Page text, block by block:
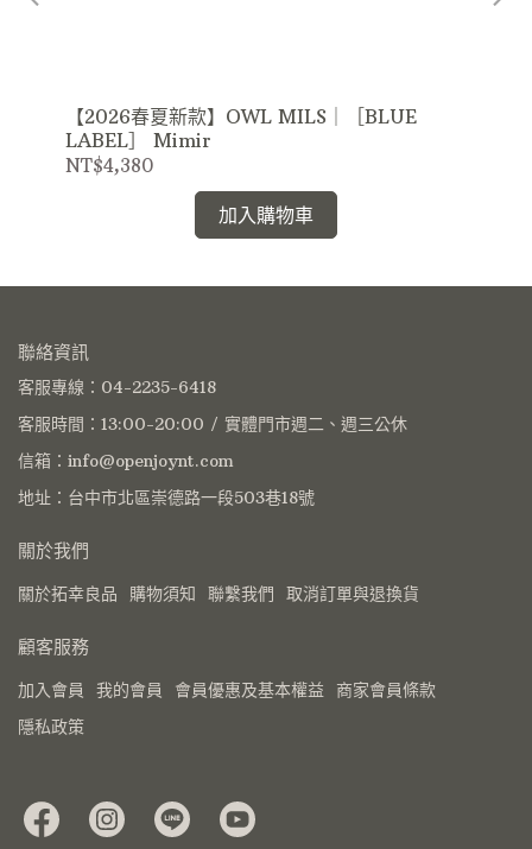
【2026春夏新款】OWL MILS｜［BLUE
LABEL］ Mimir
NT$4,380
加入購物車
聯絡資訊
客服專線：04-2235-6418
客服時間：13:00-20:00 / 實體門市週二、週三公休
信箱：info@openjoynt.com
地址：台中市北區崇德路一段503巷18號
關於我們
關於拓幸良品 購物須知 聯繫我們 取消訂單與退換貨
顧客服務
加入會員 我的會員 會員優惠及基本權益
商家會員條款
隱私政策